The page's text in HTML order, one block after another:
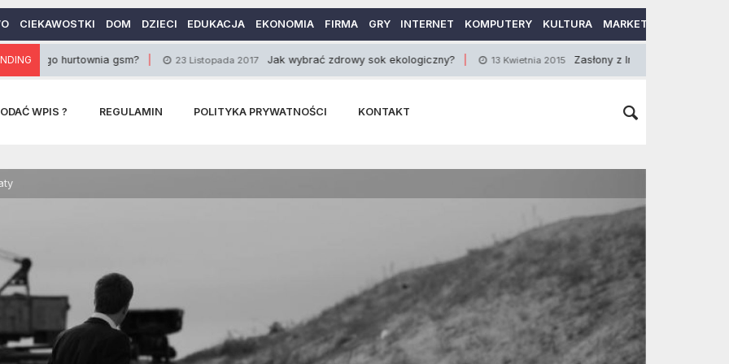
CIEKAWOSTKI DOM DZIECI EDUKACJA EKONOMIA FIRMA GRY INTERNET KOMPUTERY KULTURA MARKETING
hurtownia gsm? 23 Listopada 2017 Jak wybrać zdrowy sok ekologiczny? 13 Kwietnia 2015 Zasłony z lnu i ich dobieranie
WPIS ? REGULAMIN POLITYKA PRYWATNOŚCI KONTAKT